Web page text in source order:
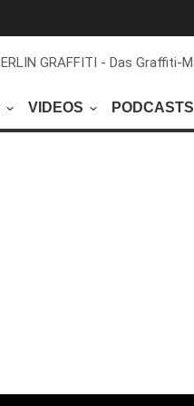
VIDEOS PODCASTS